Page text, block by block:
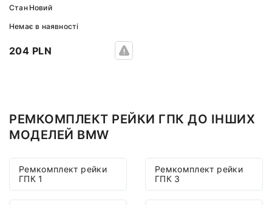
Стан Новий
Немає в наявності
204 PLN
РЕМКОМПЛЕКТ РЕЙКИ ГПК ДО ІНШИХ
МОДЕЛЕЙ BMW
Ремкомплект рейки
ГПК 1
Ремкомплект рейки
ГПК 3